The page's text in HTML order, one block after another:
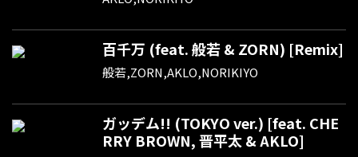
百千万 (feat. 般若 & ZORN) [Remix]
般若,ZORN,AKLO,NORIKIYO
ガッデム!! (TOKYO ver.) [feat. CHE
RRY BROWN, 晋平太 & AKLO]